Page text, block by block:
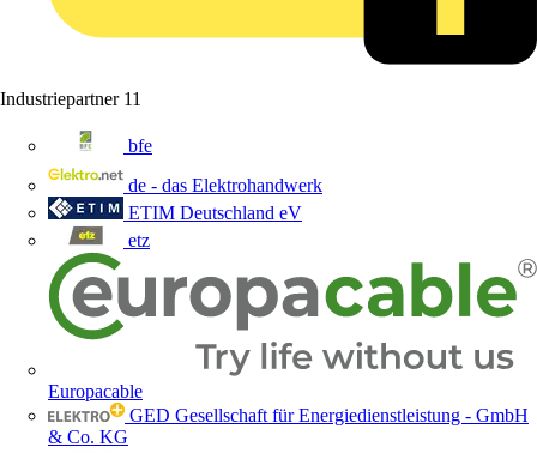
Industriepartner 11
bfe
de - das Elektrohandwerk
ETIM Deutschland eV
etz
Europacable
GED Gesellschaft für Energiedienstleistung - GmbH
& Co. KG